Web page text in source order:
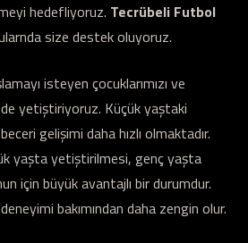
hedefliyoruz. Tecrübeli Futbol
size destek oluyoruz.
isteyen çocuklarımızı ve
yetiştiriyoruz. Küçük yaştaki
gelişimi daha hızlı olmaktadır.
yaşta yetiştirilmesi, genç yaşta
için büyük avantajlı bir durumdur.
bakımından daha zengin olur.